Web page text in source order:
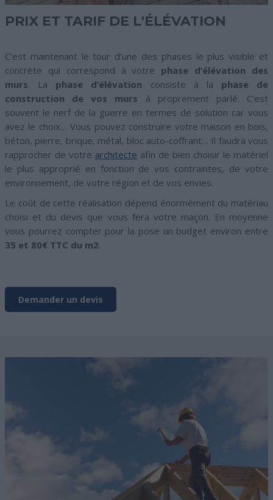
PRIX ET TARIF DE L'ÉLÉVATION
C’est maintenant le tour d’une des phases le plus visible et
concrète qui correspond à votre phase d’élévation des
murs. La phase d’élévation consiste à la phase de
construction de vos murs à proprement parlé. C’est
souvent le nerf de la guerre en termes de solution car vous
avez le choix… Vous pouvez construire votre maison en bois,
béton, pierre, brique, métal, bloc auto-coffrant… Il faudra vous
rapprocher de votre architecte afin de bien choisir le matériel
le plus approprié en fonction de vos contraintes, de votre
environnement, de votre région et de vos envies.
Le coût de cette réalisation dépend énormément du matériau
choisi et du devis que vous fera votre maçon. En moyenne
vous pourrez compter pour la pose un budget environ entre
35 et 80€ TTC du m2.
Demander un devis